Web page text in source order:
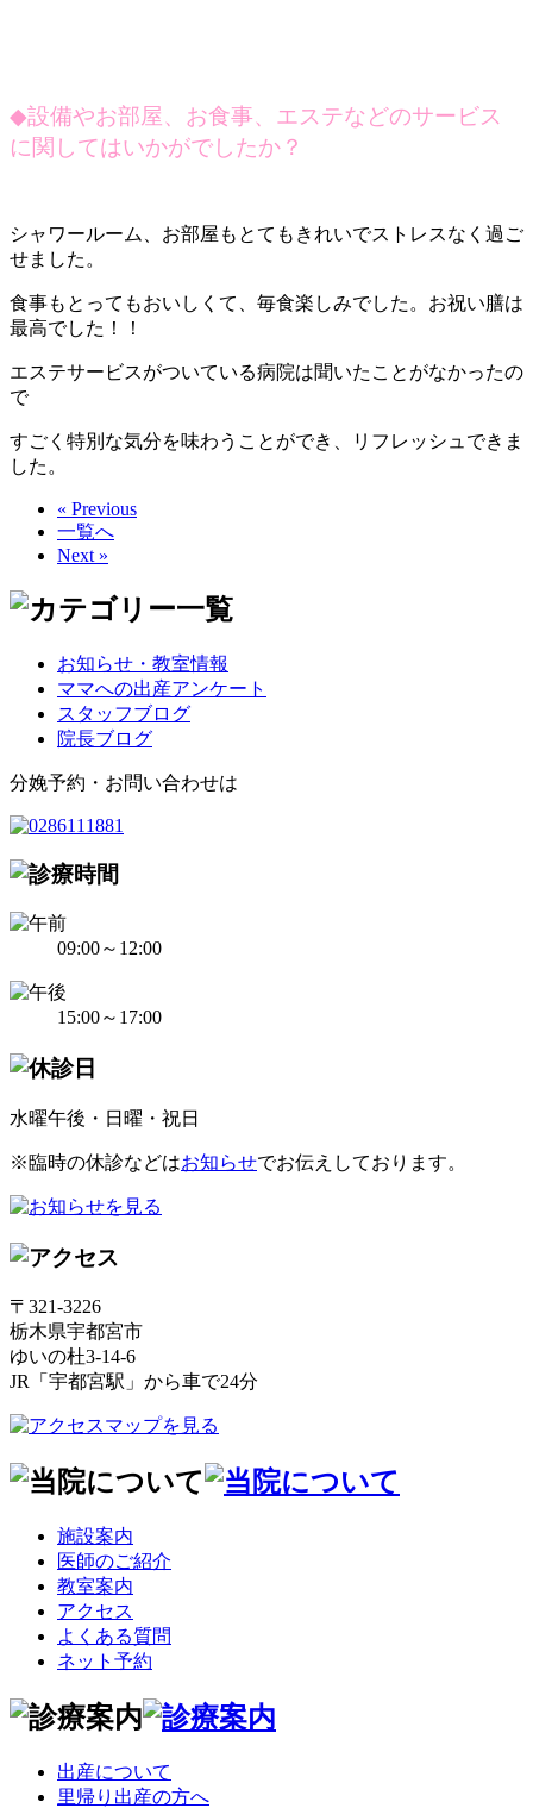
◆設備やお部屋、お食事、エステなどのサービス
に関してはいかがでしたか？
シャワールーム、お部屋もとてもきれいでストレスなく過ご
せました。
食事もとってもおいしくて、毎食楽しみでした。お祝い膳は
最高でした！！
エステサービスがついている病院は聞いたことがなかったの
で
すごく特別な気分を味わうことができ、リフレッシュできま
した。
« Previous
一覧へ
Next »
お知らせ・教室情報
ママへの出産アンケート
スタッフブログ
院長ブログ
分娩予約・お問い合わせは
09:00～12:00
15:00～17:00
水曜午後・日曜・祝日
※臨時の休診などはお知らせでお伝えしております。
〒321-3226
栃木県宇都宮市
ゆいの杜3-14-6
JR「宇都宮駅」から車で24分
施設案内
医師のご紹介
教室案内
アクセス
よくある質問
ネット予約
出産について
里帰り出産の方へ